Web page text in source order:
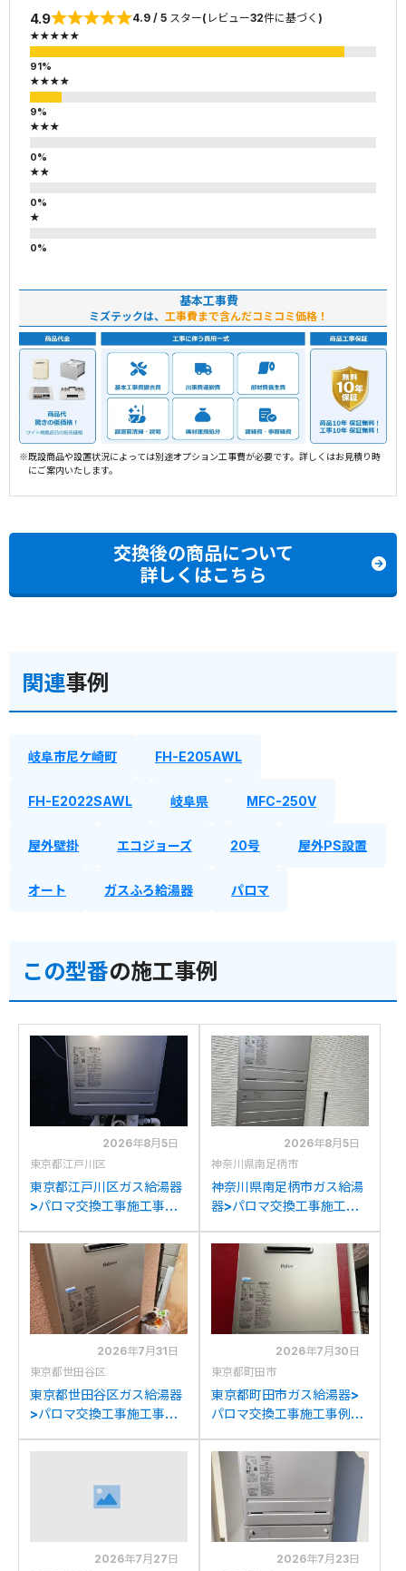
4.9 4.9 / 5 スター(レビュー32件に基づく)
★★★★★
★★★★
★★★
★★
★
基本工事費
ミズテックは、 工事費まで含んだコミコミ価格！
※既設商品や設置状況によっては別途オプション工事費が必要です。詳しくはお見積り時
にご案内いたします。
交換後の商品について
詳しくはこちら
関連事例
岐阜市尼ケ崎町 FH-E205AWL
FH-E2022SAWL 岐阜県 MFC-250V
屋外壁掛 エコジョーズ 20号 屋外PS設置
オート ガスふろ給湯器 パロマ
この型番の施工事例
2026年8月5日
東京都江戸川区
東京都江戸川区ガス給湯器
>パロマ交換工事施工事
2050AWXからパロマFH-
E2022SAWLへの交換
2026年8月5日
神奈川県南足柄市
神奈川県南足柄市ガス給湯
器>パロマ交換工事施工事
からパロマFH-
E2022SAWLへの交換
2026年7月31日
東京都世田谷区
東京都世田谷区ガス給湯器
>パロマ交換工事施工事
C2052SAWXからパロマ
2026年7月30日
東京都町田市
東京都町田市ガス給湯器>
パロマ交換工事施工事例：
からパロマFH-
E2022SAWLへの交換
2026年7月27日
2026年7月23日